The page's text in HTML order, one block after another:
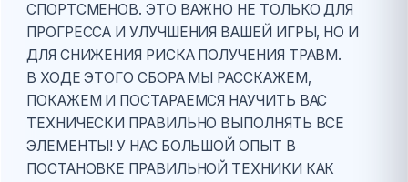
СПОРТСМЕНОВ. ЭТО ВАЖНО НЕ ТОЛЬКО ДЛЯ
ПРОГРЕССА И УЛУЧШЕНИЯ ВАШЕЙ ИГРЫ, НО И
ДЛЯ СНИЖЕНИЯ РИСКА ПОЛУЧЕНИЯ ТРАВМ.
В ХОДЕ ЭТОГО СБОРА МЫ РАССКАЖЕМ,
ПОКАЖЕМ И ПОСТАРАЕМСЯ НАУЧИТЬ ВАС
ТЕХНИЧЕСКИ ПРАВИЛЬНО ВЫПОЛНЯТЬ ВСЕ
ЭЛЕМЕНТЫ! У НАС БОЛЬШОЙ ОПЫТ В
ПОСТАНОВКЕ ПРАВИЛЬНОЙ ТЕХНИКИ КАК